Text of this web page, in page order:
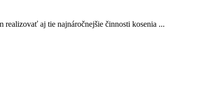
aj tie najnáročnejšie činnosti kosenia ...